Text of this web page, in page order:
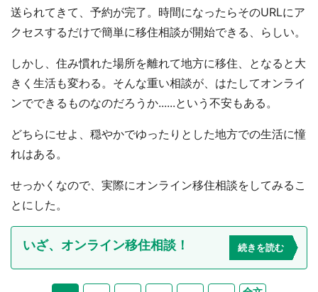
都道府選択
送られてきて、予約が完了。時間になったらそのURLにア
クセスするだけで簡単に移住相談が開始できる、らしい。
しかし、住み慣れた場所を離れて地方に移住、となると大
きく生活も変わる。そんな重い相談が、はたしてオンライ
ンでできるものなのだろうか......という不安もある。
どちらにせよ、穏やかでゆったりとした地方での生活に憧
れはある。
せっかくなので、実際にオンライン移住相談をしてみるこ
とにした。
いざ、オンライン移住相談！ 続きを読む